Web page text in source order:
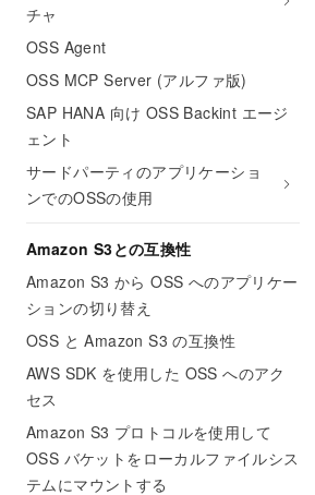
チャ
OSS Agent
OSS MCP Server (アルファ版)
SAP HANA 向け OSS Backint エージ
ェント
サードパーティのアプリケーショ
ンでのOSSの使用
Amazon S3との互換性
Amazon S3 から OSS へのアプリケー
ションの切り替え
OSS と Amazon S3 の互換性
AWS SDK を使用した OSS へのアク
セス
Amazon S3 プロトコルを使用して
OSS バケットをローカルファイルシス
テムにマウントする